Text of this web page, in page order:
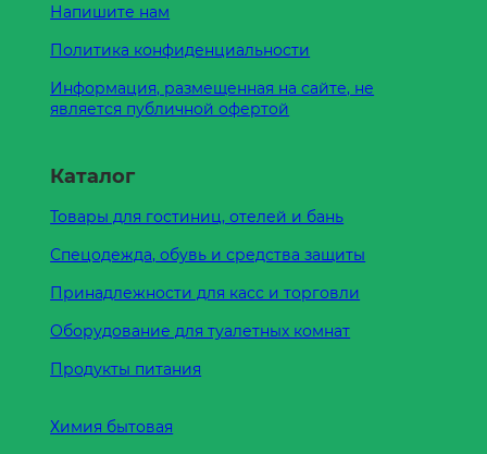
Напишите нам
Политика конфиденциальности
Информация, размещенная на сайте, не
является публичной офертой
Каталог
Товары для гостиниц, отелей и бань
Спецодежда, обувь и средства защиты
Принадлежности для касс и торговли
Оборудование для туалетных комнат
Продукты питания
Химия бытовая